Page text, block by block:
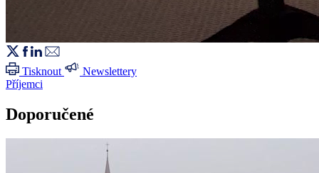
Tisknout
Newslettery
Příjemci
Doporučené